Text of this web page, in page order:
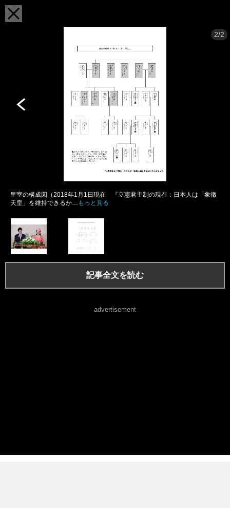
2/2
皇室の構成図（2018年1月1日現在 『立憲君主制の現在：日本人は「象徴
天皇」を維持できるか…
もっと見る
記事全文を読む
advertisement